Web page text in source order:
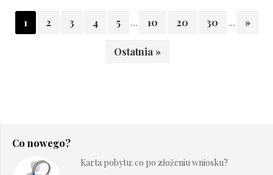
1 2 3 4 5 ... 10 20 30 ... »
Ostatnia »
Co nowego?
Karta pobytu: co po złożeniu wniosku?